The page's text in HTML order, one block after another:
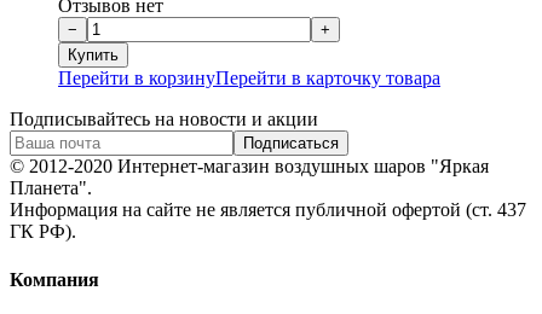
Отзывов нет
Перейти в корзинуПерейти в карточку товара
Подписывайтесь на новости и акции
© 2012-2020 Интернет-магазин воздушных шаров "Яркая
Планета".
Информация на сайте не является публичной офертой (ст. 437
ГК РФ).
Компания